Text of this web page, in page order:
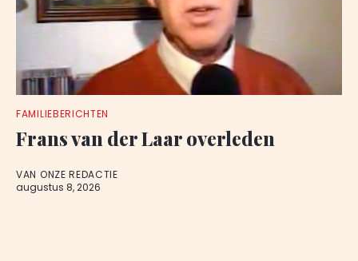
FAMILIEBERICHTEN
Frans van der Laar overleden
VAN ONZE REDACTIE
augustus 8, 2026